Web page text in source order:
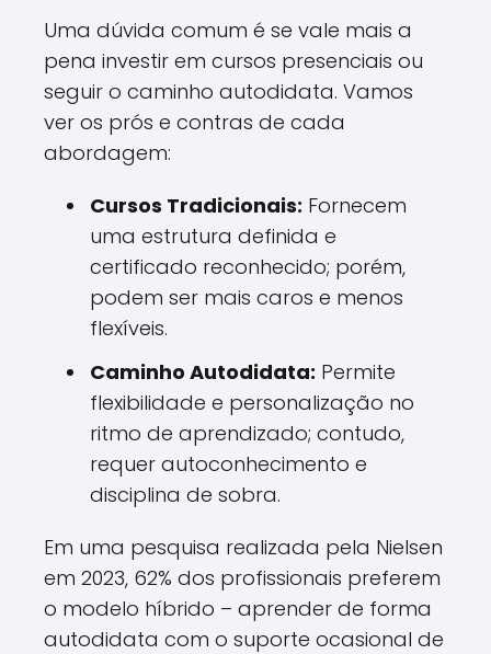
Uma dúvida comum é se vale mais a
pena investir em cursos presenciais ou
seguir o caminho autodidata. Vamos
ver os prós e contras de cada
abordagem:
Cursos Tradicionais: Fornecem
uma estrutura definida e
certificado reconhecido; porém,
podem ser mais caros e menos
flexíveis.
Caminho Autodidata: Permite
flexibilidade e personalização no
ritmo de aprendizado; contudo,
requer autoconhecimento e
disciplina de sobra.
Em uma pesquisa realizada pela Nielsen
em 2023, 62% dos profissionais preferem
o modelo híbrido – aprender de forma
autodidata com o suporte ocasional de